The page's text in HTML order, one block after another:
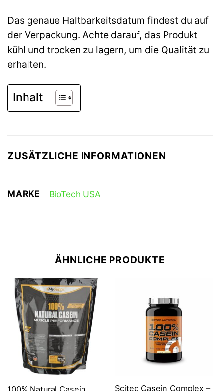
Das genaue Haltbarkeitsdatum findest du auf
der Verpackung. Achte darauf, das Produkt
kühl und trocken zu lagern, um die Qualität zu
erhalten.
Inhalt
ZUSÄTZLICHE INFORMATIONEN
MARKE BioTech USA
ÄHNLICHE PRODUKTE
100% Natural Casein Scitec Casein Complex –